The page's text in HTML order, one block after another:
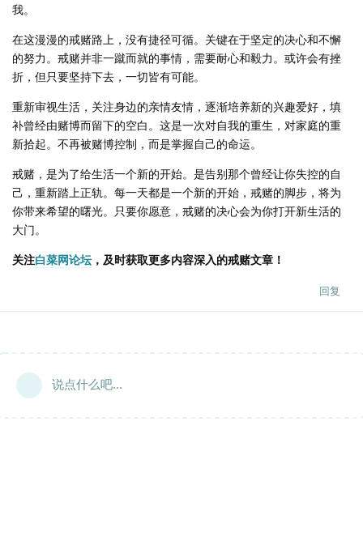
我。
在这漫漫的戒赌路上，没有捷径可循。关键在于坚定的决心和不懈
的努力。戒赌并非一蹴而就的事情，需要耐心和毅力。或许会有挫
折，但只要坚持下去，一切皆有可能。
重新审视生活，关注身边的亲情友情，逐渐培养新的兴趣爱好，填
补曾经由赌博而留下的空白。这是一次对自我的重生，对家庭的重
新拾起。不再被赌博控制，而是掌握自己的命运。
戒赌，是为了给生活一个新的开始。是告别那个曾经让你失控的自
己，重新踏上正轨。每一天都是一个新的开始，戒赌的脚步，将为
你带来希望的曙光。只要你愿意，戒赌的决心会为你打开新生活的
大门。
关注白菜网论坛，及时获取更多内容深入的戒赌文章！
回复
说点什么吧...